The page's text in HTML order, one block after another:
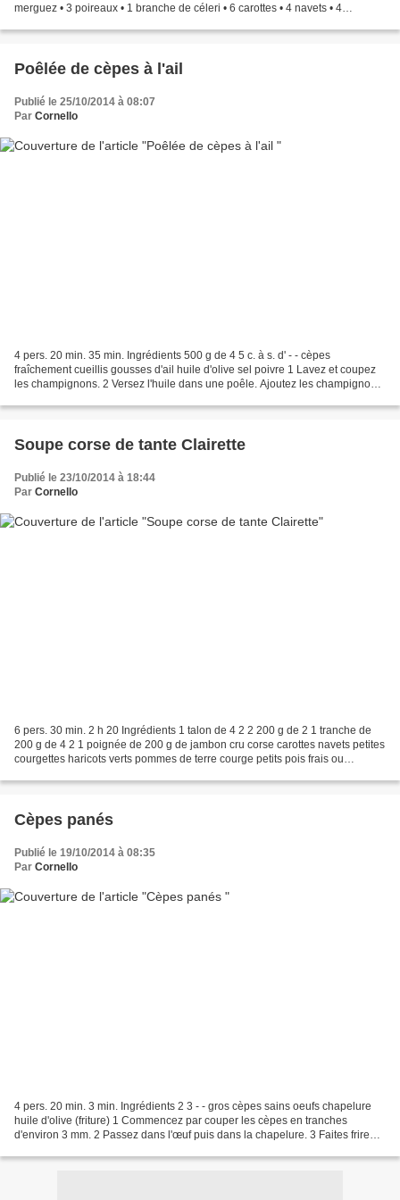
merguez • 3 poireaux • 1 branche de céleri • 6 carottes • 4 navets • 4
Poêlée de cèpes à l'ail
Publié le 25/10/2014 à 08:07
Par Cornello
4 pers. 20 min. 35 min. Ingrédients 500 g de 4 5 c. à s. d' - - cèpes
fraîchement cueillis gousses d'ail huile d'olive sel poivre 1 Lavez et coupez
les champignons. 2 Versez l'huile dans une poêle. Ajoutez les champignons
Soupe corse de tante Clairette
Publié le 23/10/2014 à 18:44
Par Cornello
6 pers. 30 min. 2 h 20 Ingrédients 1 talon de 4 2 2 200 g de 2 1 tranche de
200 g de 4 2 1 poignée de 200 g de jambon cru corse carottes navets petites
courgettes haricots verts pommes de terre courge petits pois frais ou
Cèpes panés
Publié le 19/10/2014 à 08:35
Par Cornello
4 pers. 20 min. 3 min. Ingrédients 2 3 - - gros cèpes sains oeufs chapelure
huile d'olive (friture) 1 Commencez par couper les cèpes en tranches
d'environ 3 mm. 2 Passez dans l'œuf puis dans la chapelure. 3 Faites frire